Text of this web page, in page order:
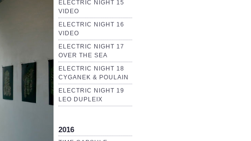
ELECTRIC NIGHT 15
VIDEO
ELECTRIC NIGHT 16
VIDEO
ELECTRIC NIGHT 17
OVER THE SEA
ELECTRIC NIGHT 18
CYGANEK & POULAIN
ELECTRIC NIGHT 19
LEO DUPLEIX
2016